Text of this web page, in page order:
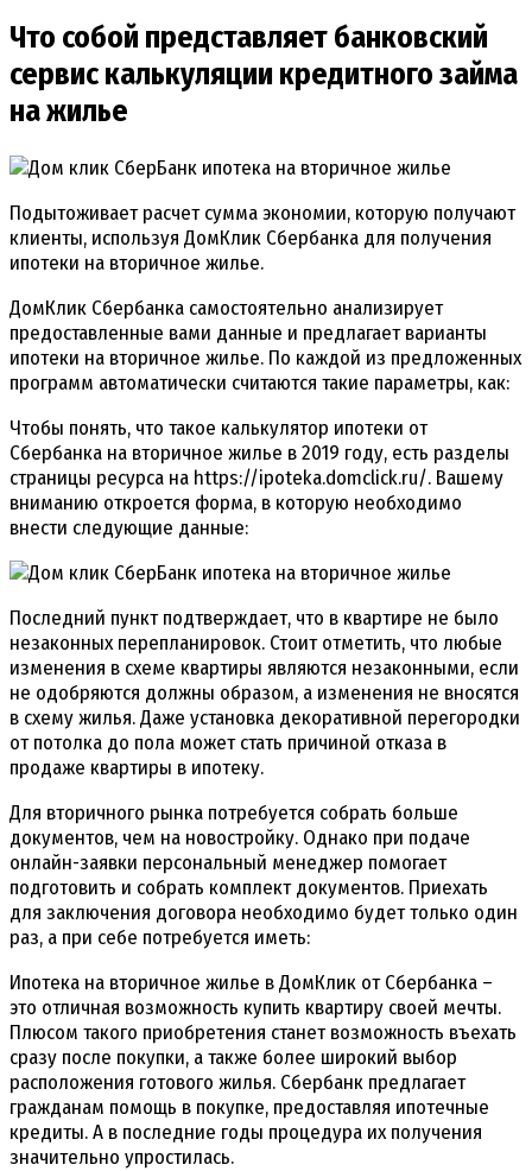
Что собой представляет банковский
сервис калькуляции кредитного займа
на жилье
Подытоживает расчет сумма экономии, которую получают
клиенты, используя ДомКлик Сбербанка для получения
ипотеки на вторичное жилье.
ДомКлик Сбербанка самостоятельно анализирует
предоставленные вами данные и предлагает варианты
ипотеки на вторичное жилье. По каждой из предложенных
программ автоматически считаются такие параметры, как:
Чтобы понять, что такое калькулятор ипотеки от
Сбербанка на вторичное жилье в 2019 году, есть разделы
страницы ресурса на https://ipoteka.domclick.ru/. Вашему
вниманию откроется форма, в которую необходимо
внести следующие данные:
Последний пункт подтверждает, что в квартире не было
незаконных перепланировок. Стоит отметить, что любые
изменения в схеме квартиры являются незаконными, если
не одобряются должны образом, а изменения не вносятся
в схему жилья. Даже установка декоративной перегородки
от потолка до пола может стать причиной отказа в
продаже квартиры в ипотеку.
Для вторичного рынка потребуется собрать больше
документов, чем на новостройку. Однако при подаче
онлайн-заявки персональный менеджер помогает
подготовить и собрать комплект документов. Приехать
для заключения договора необходимо будет только один
раз, а при себе потребуется иметь:
Ипотека на вторичное жилье в ДомКлик от Сбербанка –
это отличная возможность купить квартиру своей мечты.
Плюсом такого приобретения станет возможность въехать
сразу после покупки, а также более широкий выбор
расположения готового жилья. Сбербанк предлагает
гражданам помощь в покупке, предоставляя ипотечные
кредиты. А в последние годы процедура их получения
значительно упростилась.